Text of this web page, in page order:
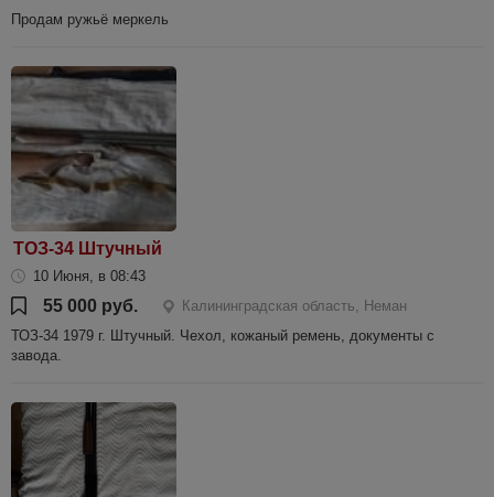
Продам ружьё меркель
ТОЗ-34 Штучный
10 Июня, в 08:43
55 000 руб.
Калининградская область, Неман
ТОЗ-34 1979 г. Штучный. Чехол, кожаный ремень, документы с
завода.